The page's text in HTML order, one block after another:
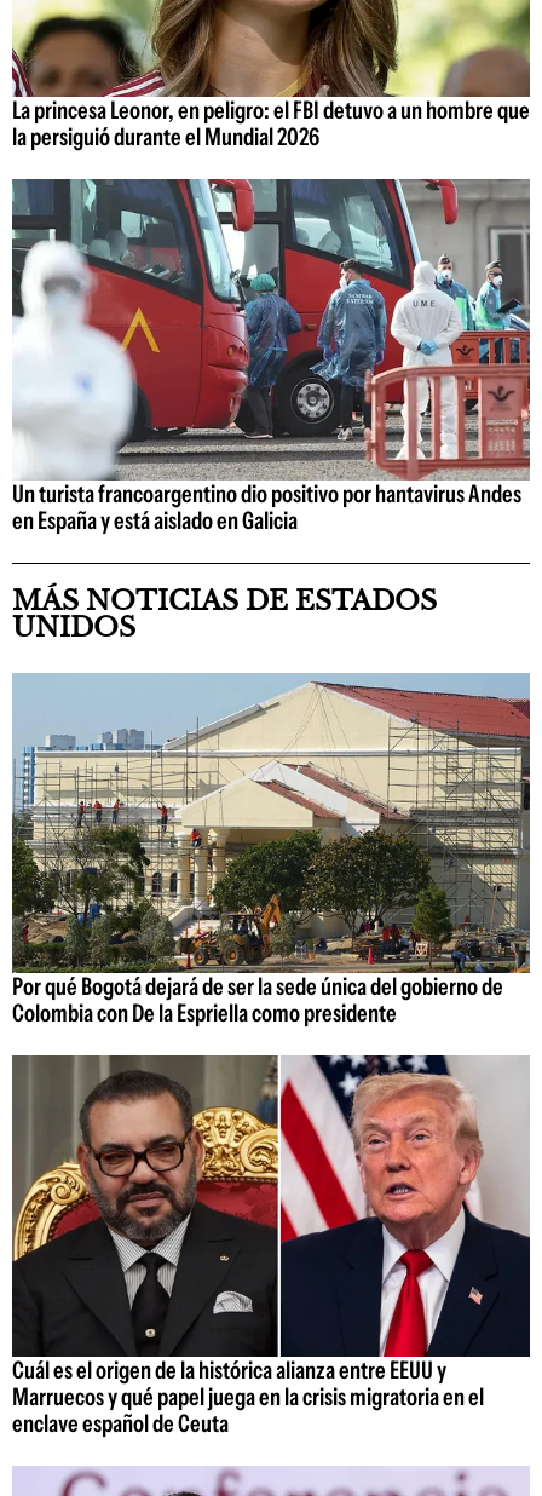
La princesa Leonor, en peligro: el FBI detuvo a un hombre que
la persiguió durante el Mundial 2026
Un turista francoargentino dio positivo por hantavirus Andes
en España y está aislado en Galicia
MÁS NOTICIAS DE ESTADOS
UNIDOS
Por qué Bogotá dejará de ser la sede única del gobierno de
Colombia con De la Espriella como presidente
Cuál es el origen de la histórica alianza entre EEUU y
Marruecos y qué papel juega en la crisis migratoria en el
enclave español de Ceuta